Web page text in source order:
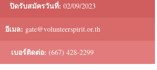
ปิดรับสมัครวันที่: 02/09/2023
อีเมล: gate@volunteerspirit.or.th
เบอร์ติดต่อ: (667) 428-2299